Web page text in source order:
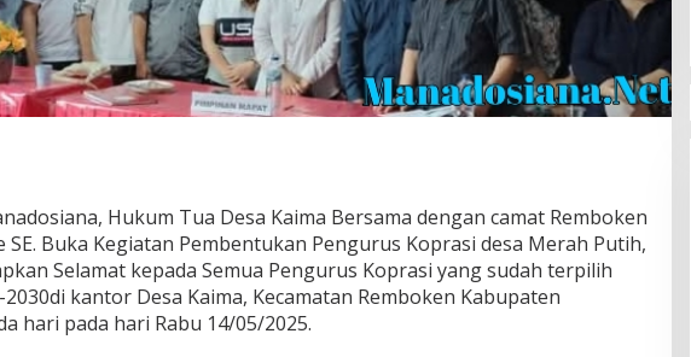
Hukum Tua Desa Kaima Bersama dengan camat Remboken
SE. Buka Kegiatan Pembentukan Pengurus Koprasi desa Merah Putih,
Selamat kepada Semua Pengurus Koprasi yang sudah terpilih
kantor Desa Kaima, Kecamatan Remboken Kabupaten
hari pada hari Rabu 14/05/2025.